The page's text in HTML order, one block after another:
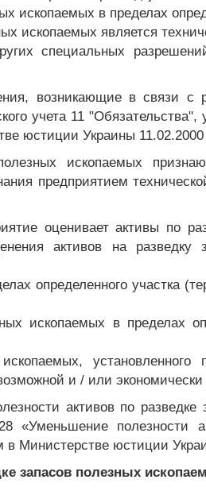
ископаемых в пределах
ископаемых является
специальных
возникающие в связи с
учета 11
юстиции Украины 11.02.2000
ископаемых
предприятием
оценивает активы по
активов на разведку
определенного участка
ископаемых в пределах
установленного
и / или
активов по
«Уменьшение
в Министерстве юстиции
запасов полезных